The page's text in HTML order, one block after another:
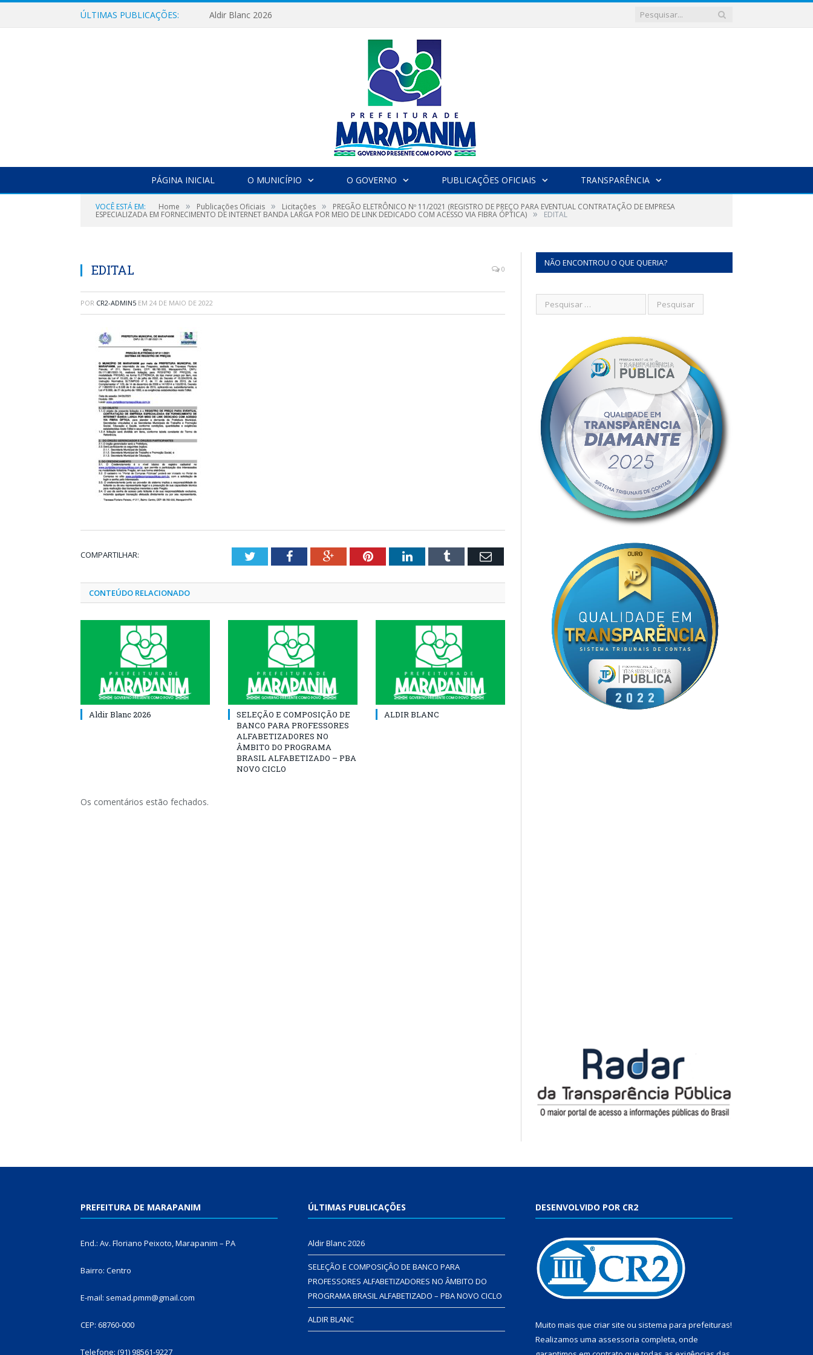
ÚLTIMAS PUBLICAÇÕES: Aldir Blanc 2026
PÁGINA INICIAL O MUNICÍPIO O GOVERNO PUBLICAÇÕES OFICIAIS TRANSPARÊNCIA
VOCÊ ESTÁ EM: Home » Publicações Oficiais » Licitações » PREGÃO ELETRÔNICO Nº 11/2021 (REGISTRO DE PREÇO PARA EVENTUAL CONTRATAÇÃO DE EMPRESA
ESPECIALIZADA EM FORNECIMENTO DE INTERNET BANDA LARGA POR MEIO DE LINK DEDICADO COM ACESSO VIA FIBRA ÓPTICA) » EDITAL
EDITAL 0
POR CR2-ADMIN5 EM 24 DE MAIO DE 2022
COMPARTILHAR: TwitterFacebookGoogle+PinterestLinkedInTumblr Email
CONTEÚDO RELACIONADO
Aldir Blanc 2026
SELEÇÃO E COMPOSIÇÃO DE
BANCO PARA PROFESSORES
ALFABETIZADORES NO
ÂMBITO DO PROGRAMA
BRASIL ALFABETIZADO – PBA
NOVO CICLO
ALDIR BLANC
Os comentários estão fechados.
NÃO ENCONTROU O QUE QUERIA?
PREFEITURA DE MARAPANIM
End.: Av. Floriano Peixoto, Marapanim – PA
Bairro: Centro
E-mail: semad.pmm@gmail.com
CEP: 68760-000
Telefone: (91) 98561-9227
ÚLTIMAS PUBLICAÇÕES
Aldir Blanc 2026
SELEÇÃO E COMPOSIÇÃO DE BANCO PARA
PROFESSORES ALFABETIZADORES NO ÂMBITO DO
PROGRAMA BRASIL ALFABETIZADO – PBA NOVO CICLO
ALDIR BLANC
DESENVOLVIDO POR CR2
Muito mais que criar site ou sistema para prefeituras!
Realizamos uma assessoria completa, onde